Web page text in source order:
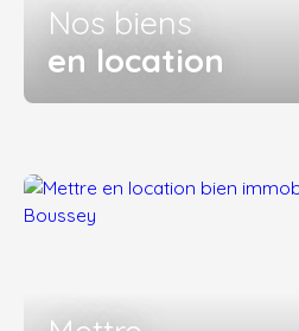
Nos biens
en location